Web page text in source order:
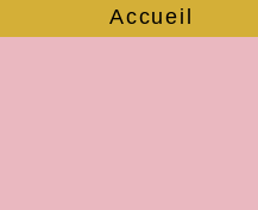
Accueil